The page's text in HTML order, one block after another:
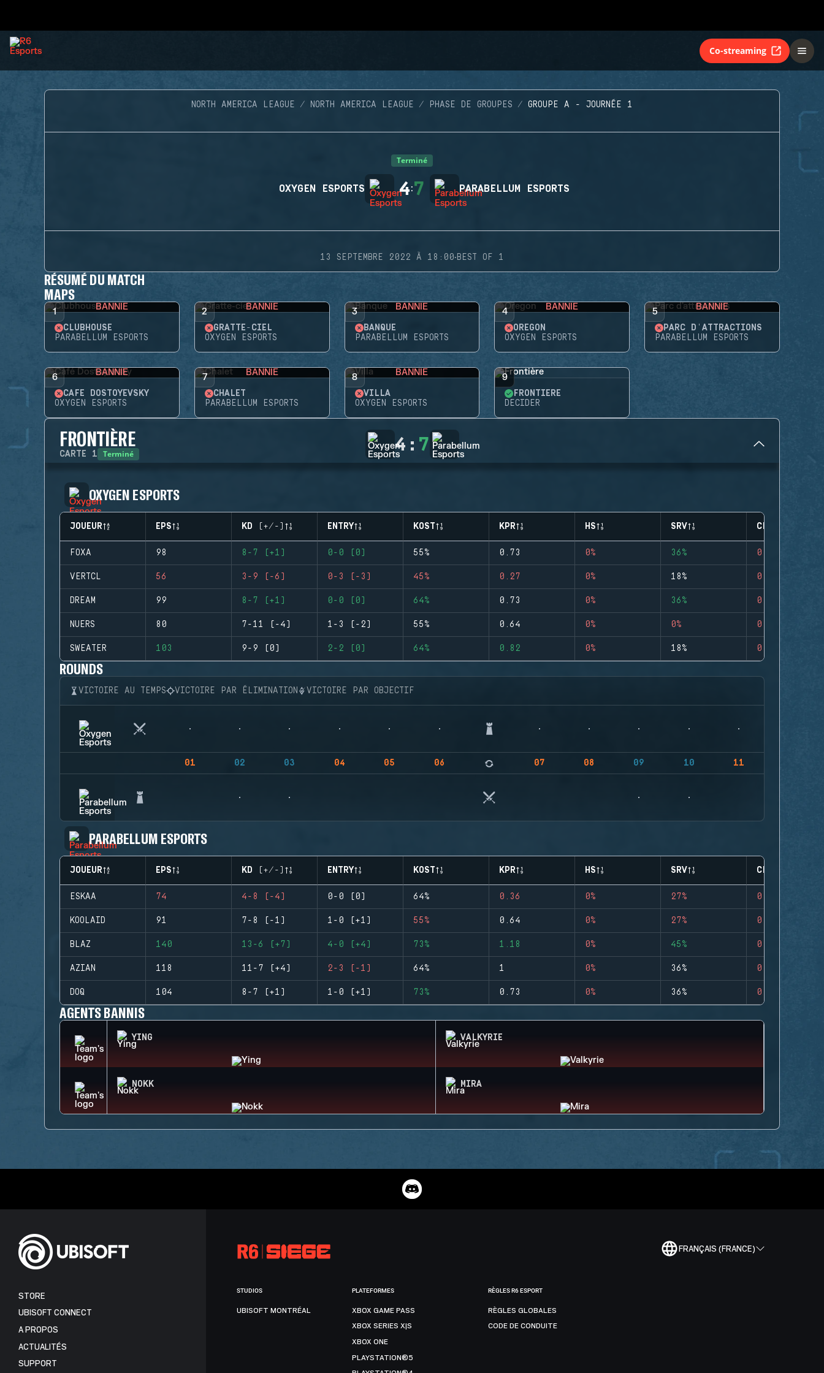
Co-streaming
NORTH AMERICA LEAGUE NORTH AMERICA LEAGUE PHASE DE GROUPES GROUPE A - JOURNÉE 1
Terminé
OXYGEN ESPORTS 4:7 PARABELLUM ESPORTS
13 SEPTEMBRE 2022 À 18:00·BEST OF 1
RÉSUMÉ DU MATCH
MAPS
1 BANNIE
CLUBHOUSE
PARABELLUM ESPORTS
2 BANNIE
GRATTE-CIEL
OXYGEN ESPORTS
3 BANNIE
BANQUE
PARABELLUM ESPORTS
4 BANNIE
OREGON
OXYGEN ESPORTS
5 BANNIE
PARC D'ATTRACTIONS
PARABELLUM ESPORTS
6 BANNIE
CAFÉ DOSTOYEVSKY
OXYGEN ESPORTS
7 BANNIE
CHALET
PARABELLUM ESPORTS
8 BANNIE
VILLA
OXYGEN ESPORTS
9
FRONTIÈRE
DECIDER
FRONTIÈRE
CARTE 1 Terminé 4 : 7
OXYGEN ESPORTS
JOUEUR EPS KD (+/-) ENTRY KOST KPR HS SRV CLUTCHES
FOXA 98 8-7 (+1) 0-0 (0) 55% 0.73 0% 36% 0
VERTCL 56 3-9 (-6) 0-3 (-3) 45% 0.27 0% 18% 0
DREAM 99 8-7 (+1) 0-0 (0) 64% 0.73 0% 36% 0
NUERS 80 7-11 (-4) 1-3 (-2) 55% 0.64 0% 0% 0
SWEATER 103 9-9 (0) 2-2 (0) 64% 0.82 0% 18% 0
ROUNDS
VICTOIRE AU TEMPS VICTOIRE PAR ÉLIMINATION VICTOIRE PAR OBJECTIF
01 02 03 04 05 06 07 08 09 10 11
PARABELLUM ESPORTS
JOUEUR EPS KD (+/-) ENTRY KOST KPR HS SRV CLUTCHES
ESKAA 74 4-8 (-4) 0-0 (0) 64% 0.36 0% 27% 0
KOOLAID 91 7-8 (-1) 1-0 (+1) 55% 0.64 0% 27% 0
BLAZ 140 13-6 (+7) 4-0 (+4) 73% 1.18 0% 45% 0
AZIAN 118 11-7 (+4) 2-3 (-1) 64% 1 0% 36% 0
DOQ 104 8-7 (+1) 1-0 (+1) 73% 0.73 0% 36% 0
AGENTS BANNIS
YING VALKYRIE
NOKK MIRA
FRANÇAIS (FRANCE)
STORE
UBISOFT CONNECT
A PROPOS
ACTUALITÉS
SUPPORT
STUDIOS
UBISOFT MONTRÉAL
PLATEFORMES
XBOX GAME PASS
XBOX SERIES X|S
XBOX ONE
PLAYSTATION®5
RÈGLES R6 ESPORT
RÈGLES GLOBALES
CODE DE CONDUITE